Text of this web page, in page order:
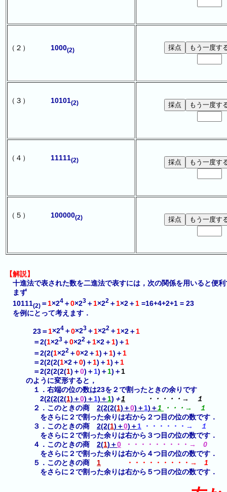
（２） 1000(2)
（３） 10101(2)
（４） 11111(2)
（５） 100000(2)
【解説】
十進法で表された数を二進法で表すには，次の関係を用いると便利
まず
10111(2) ＝1×24 ＋0×23 ＋1×22 ＋1×2＋1 =16+4+2+1 = 23
を例にとって考えます．
23＝1×24 ＋0×23 ＋1×22 ＋1×2＋1
＝2(1×23 ＋0×22 ＋1×2＋1)＋1
＝2(2(1×22 ＋0×2＋1)＋1)＋1
＝2(2(2(1×2＋0)＋1)＋1)＋1
＝2(2(2(2(1)＋0)＋1)＋1)＋1
のように変形すると，
１．右端の位の数は23を２で割ったときの余りです
2(2(2(2(1)＋0)＋1)＋1) ＋1 ・・・・・→ １
２．このときの商 2(2(2(1)＋0)＋1)＋1
・・・→ １
をさらに２で割った余りは右から２つ目の位の数です．
３．このときの商 2(2(1)＋0)＋1 ・・・・・・→
１
をさらに２で割った余りは右から３つ目の位の数です．
４．このときの商 2(1)＋0 ・・・・・・・・・→ 0
をさらに２で割った余りは右から４つ目の位の数です．
５．このときの商 1 ・・・・・・・・・→ 1
をさらに２で割った余りは右から５つ目の位の数です．